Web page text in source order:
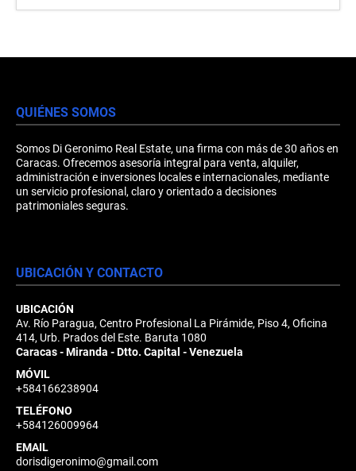
QUIÉNES SOMOS
Somos Di Geronimo Real Estate, una firma con más de 30 años en
Caracas. Ofrecemos asesoría integral para venta, alquiler,
administración e inversiones locales e internacionales, mediante
un servicio profesional, claro y orientado a decisiones
patrimoniales seguras.
UBICACIÓN Y CONTACTO
UBICACIÓN
Av. Río Paragua, Centro Profesional La Pirámide, Piso 4, Oficina
414, Urb. Prados del Este. Baruta 1080
Caracas - Miranda - Dtto. Capital - Venezuela
MÓVIL
+584166238904
TELÉFONO
+584126009964
EMAIL
dorisdigeronimo@gmail.com